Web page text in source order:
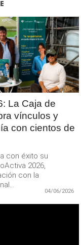
La Caja de
vínculos y
con cientos de
con éxito su
2026,
con la
04/06/2026